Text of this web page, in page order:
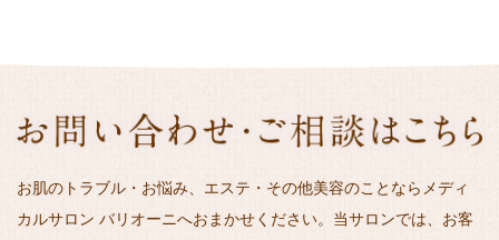
お肌のトラブル・お悩み、エステ・その他美容のことならメディ
カルサロン バリオーニへおまかせください。当サロンでは、お客